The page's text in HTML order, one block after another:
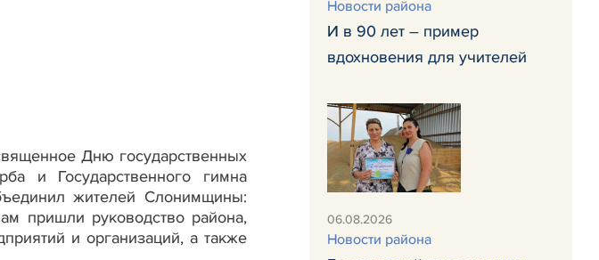
Дню государственных
и Государственного гимна
жителей Слонимщины:
пришли руководство района,
и организаций, а также
Новости района
И в 90 лет – пример
вдохновения для учителей
06.08.2026
Новости района